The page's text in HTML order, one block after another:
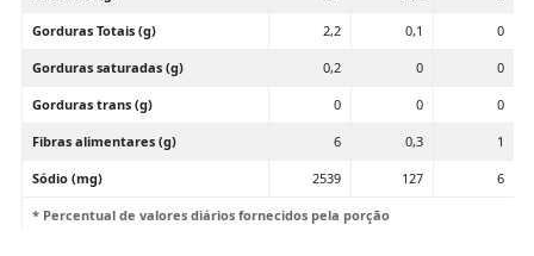
Gorduras Totais (g) 2,2 0,1 0
Gorduras saturadas (g) 0,2 0 0
Gorduras trans (g) 0 0 0
Fibras alimentares (g) 6 0,3 1
Sódio (mg) 2539 127 6
* Percentual de valores diários fornecidos pela porção